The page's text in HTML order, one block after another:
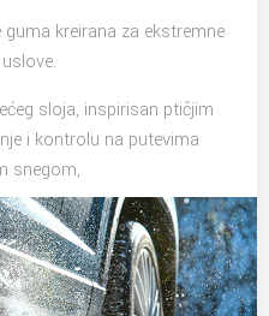
guma kreirana za ekstremne
sloja, inspirisan ptičjim
i kontrolu na putevima
snegom,